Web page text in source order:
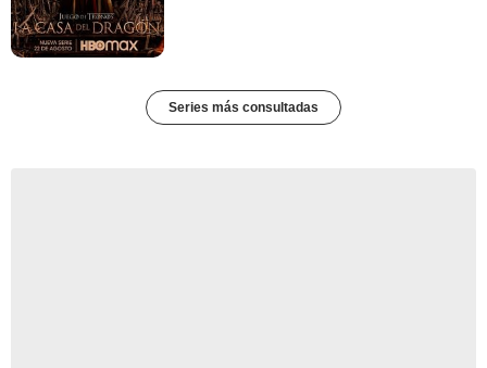
Series más consultadas